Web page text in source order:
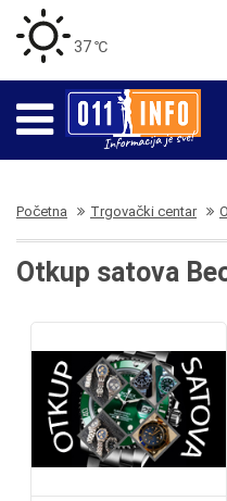
37 ℃
Početna Trgovački centar
Otkup satova